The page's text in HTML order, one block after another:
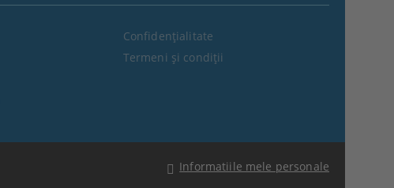
Confidenţialitate
Termeni şi condiţii
Informatiile mele personale